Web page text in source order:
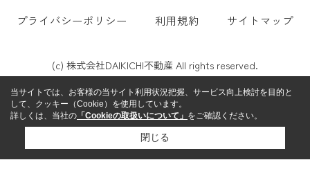
プライバシーポリシー 利用規約 サイトマップ
(c) 株式会社DAIKICHI不動産 All rights reserved.
当サイトでは、お客様の当サイト利用状況把握、サービス向上検討を目的と
して、クッキー（Cookie）を使用しています。
詳しくは、当社の 「Cookieの取扱いについて」 をご確認ください。
閉じる